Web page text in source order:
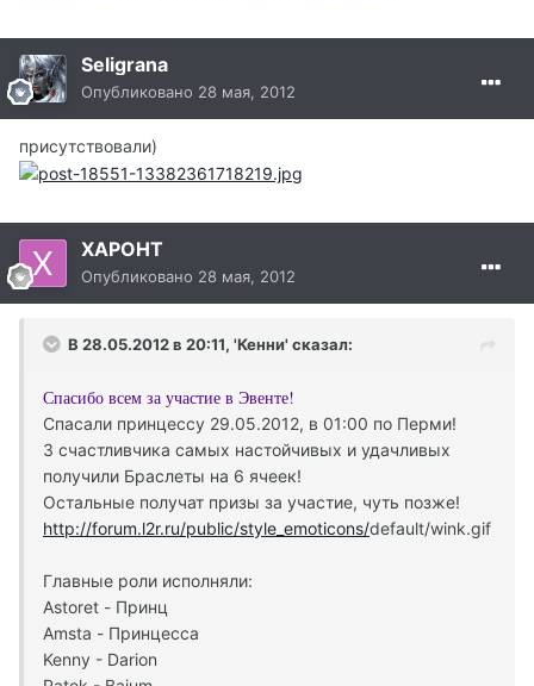
Seligrana
Опубликовано 28 мая, 2012
присутствовали)
XAPOHТ
Опубликовано 28 мая, 2012
В 28.05.2012 в 20:11, 'Кенни' сказал:
Спасибо всем за участие в Эвенте!
Спасали принцессу 29.05.2012, в 01:00 по Перми!
3 счастливчика самых настойчивых и удачливых
получили Браслеты на 6 ячеек!
Остальные получат призы за участие, чуть позже!
http://forum.l2r.ru/public/style_emoticons/default/wink.gif
Главные роли исполняли:
Astoret - Принц
Amsta - Принцесса
Kenny - Darion